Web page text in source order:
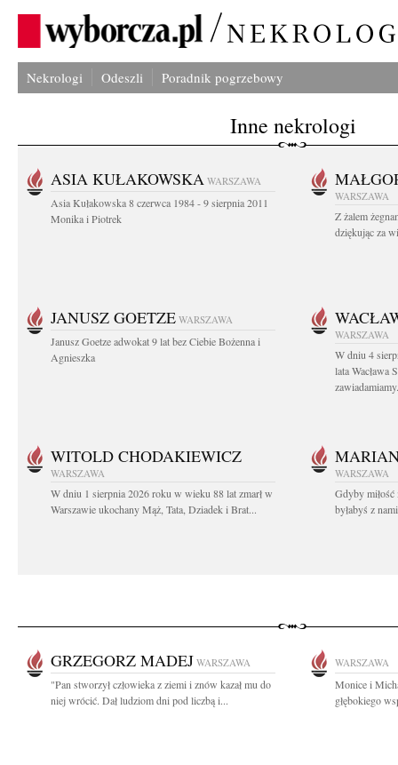
Nekrologi Odeszli Poradnik pogrzebowy
Inne nekrologi
ASIA KUŁAKOWSKA WARSZAWA
Asia Kułakowska 8 czerwca 1984 - 9 sierpnia 2011
Monika i Piotrek
WARSZAWA
Z żalem
dziękując za
JANUSZ GOETZE WARSZAWA
Janusz Goetze adwokat 9 lat bez Ciebie Bożenna i
Agnieszka
WARSZAWA
W dniu 4
lata Wacława
WITOLD CHODAKIEWICZ
WARSZAWA
W dniu 1 sierpnia 2026 roku w wieku 88 lat zmarł w
Warszawie ukochany Mąż, Tata, Dziadek i Brat...
WARSZAWA
Gdyby miłość
byłabyś z
GRZEGORZ MADEJ WARSZAWA
"Pan stworzył człowieka z ziemi i znów kazał mu do
niej wrócić. Dał ludziom dni pod liczbą i...
WARSZAWA
Monice i
głębokiego